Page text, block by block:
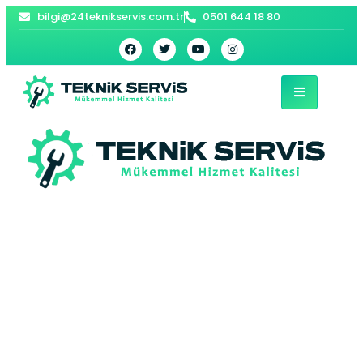
bilgi@24teknikservis.com.tr 0501 644 18 80